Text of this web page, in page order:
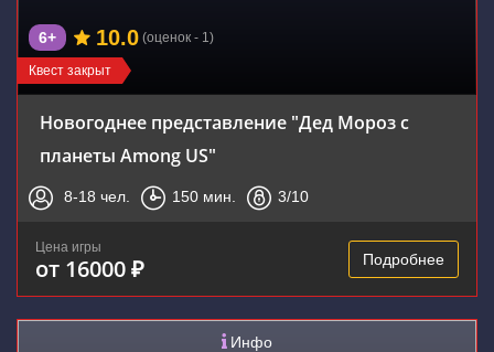
Квест закрыт
6+ 10.0 (оценок - 1)
Новогоднее представление "Дед Мороз с
планеты Among US"
8-18 чел. 150 мин. 3/10
Цена игры
от 16000 ₽ Подробнее
Инфо